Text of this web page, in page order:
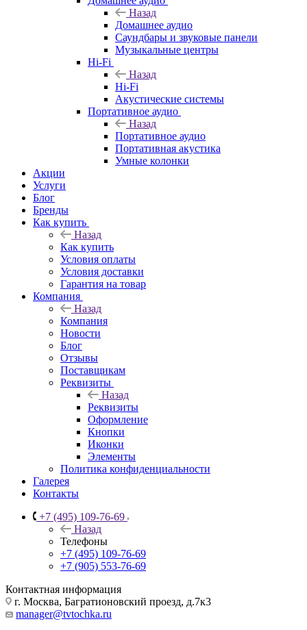
Назад
Домашнее аудио
Саундбары и звуковые панели
Музыкальные центры
Hi-Fi
Назад
Hi-Fi
Акустические системы
Портативное аудио
Назад
Портативное аудио
Портативная акустика
Умные колонки
Акции
Услуги
Блог
Бренды
Как купить
Назад
Как купить
Условия оплаты
Условия доставки
Гарантия на товар
Компания
Назад
Компания
Новости
Блог
Отзывы
Поставщикам
Реквизиты
Назад
Реквизиты
Оформление
Кнопки
Иконки
Элементы
Политика конфиденциальности
Галерея
Контакты
+7 (495) 109-76-69
Назад
Телефоны
+7 (495) 109-76-69
+7 (905) 553-76-69
Контактная информация
г. Москва, Багратионовский проезд, д.7к3
manager@tvtochka.ru